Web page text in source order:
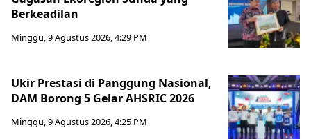
Berkeadilan
Minggu, 9 Agustus 2026, 4:29 PM
Ukir Prestasi di Panggung Nasional,
DAM Borong 5 Gelar AHSRIC 2026
Minggu, 9 Agustus 2026, 4:25 PM